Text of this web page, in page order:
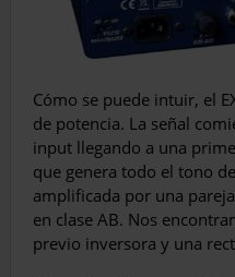
Cómo se puede intuir, el
de potencia. La señal
input llegando a una
que genera todo el tono
amplificada por una
en clase AB. Nos
previo inversora y una